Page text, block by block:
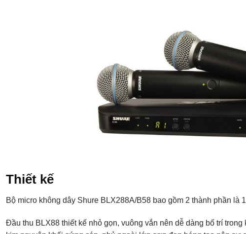
Thiết kế
Bộ micro không dây Shure BLX288A/B58 bao gồm 2 thành phần là
Đầu thu BLX88 thiết kế nhỏ gọn, vuông vắn nên dễ dàng bố trí